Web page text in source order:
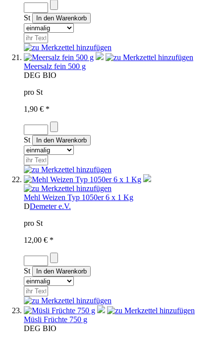
St
Meersalz fein 500 g
DEG BIO
pro St
1,90 € *
St
Mehl Weizen Typ 1050er 6 x 1 Kg
DDemeter e.V.
pro St
12,00 € *
St
Müsli Früchte 750 g
DEG BIO